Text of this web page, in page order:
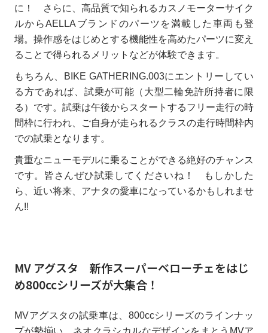
に！ さらに、高品質で知られるカスノモーターサイク
ルからAELLAブランドのパーツを満載した車両も登
場。操作感をはじめとする機能性を高めたパーツに変え
ることで得られるメリットなどが体験できます。
もちろん、BIKE GATHERING.003にエントリーしてい
る方であれば、試乗が可能（大型二輪免許所持者に限
る）です。試乗は午後からスタートするフリー走行の時
間枠に行われ、ご自身が走られるクラスの走行時間枠内
での試乗となります。
貴重なニューモデルに乗ることができる絶好のチャンス
です。皆さんぜひ試乗してくださいね！ もしかした
ら、近い将来、アナタの愛車になっているかもしれませ
ん!!
MV アグスタ 新作スーパーベローチェをはじ
め800ccシリーズが大集合！
MVアグスタの試乗車は、800ccシリーズのラインナッ
プが勢揃い。ネオクラシカルなデザインをまとうMVア